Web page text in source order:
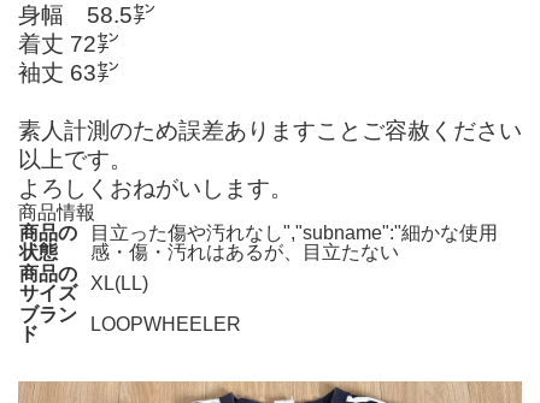
身幅 58.5㌢
着丈 72㌢
袖丈 63㌢
素人計測のため誤差ありますことご容赦ください
以上です。
よろしくおねがいします。
商品情報
商品の
状態
目立った傷や汚れなし","subname":"細かな使用
感・傷・汚れはあるが、目立たない
商品の
サイズ
XL(LL)
ブラン
ド
LOOPWHEELER